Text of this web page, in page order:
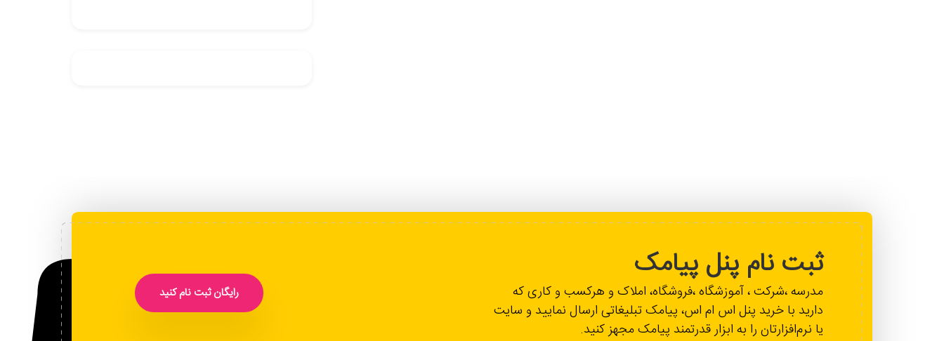
ثبت نام پنل پیامک
مدرسه ،شرکت ، آموزشگاه ،فروشگاه، املاک و هرکسب و کاری که
دارید با خرید پنل اس ام اس، پیامک تبلیغاتی ارسال نمایید و سایت
یا نرم‌افزارتان را به ابزار قدرتمند پیامک مجهز کنید.
رایگان ثبت نام کنید